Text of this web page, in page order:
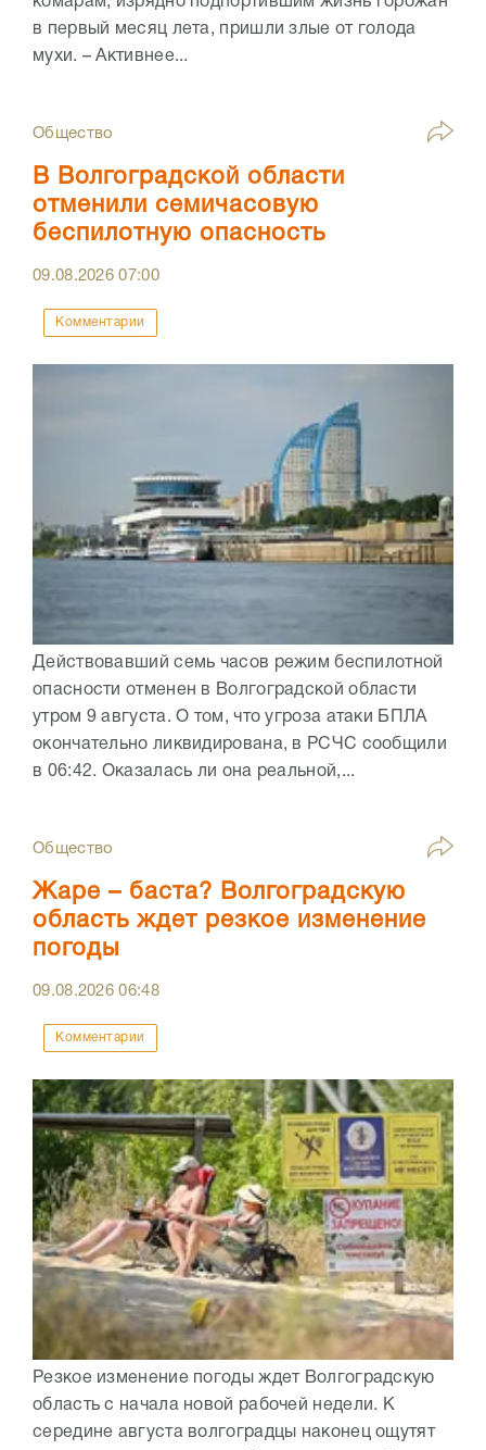
в первый месяц лета, пришли злые от голода
мухи. – Активнее...
Общество
В Волгоградской области
отменили семичасовую
беспилотную опасность
09.08.202607:00
Комментарии
Действовавший семь часов режим беспилотной
опасности отменен в Волгоградской области
утром 9 августа. О том, что угроза атаки БПЛА
окончательно ликвидирована, в РСЧС сообщили
в 06:42. Оказалась ли она реальной,...
Общество
Жаре – баста? Волгоградскую
область ждет резкое изменение
погоды
09.08.202606:48
Комментарии
Резкое изменение погоды ждет Волгоградскую
область с начала новой рабочей недели. К
середине августа волгоградцы наконец ощутят